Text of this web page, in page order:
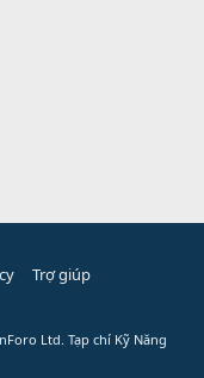
Trợ giúp
Ltd. Tạp chí Kỹ Năng